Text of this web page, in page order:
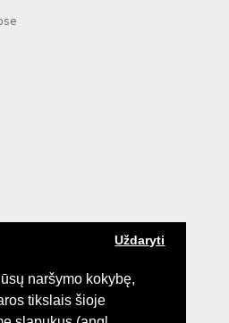
naršymo kokybę,
tikslais šioje
Uždaryti